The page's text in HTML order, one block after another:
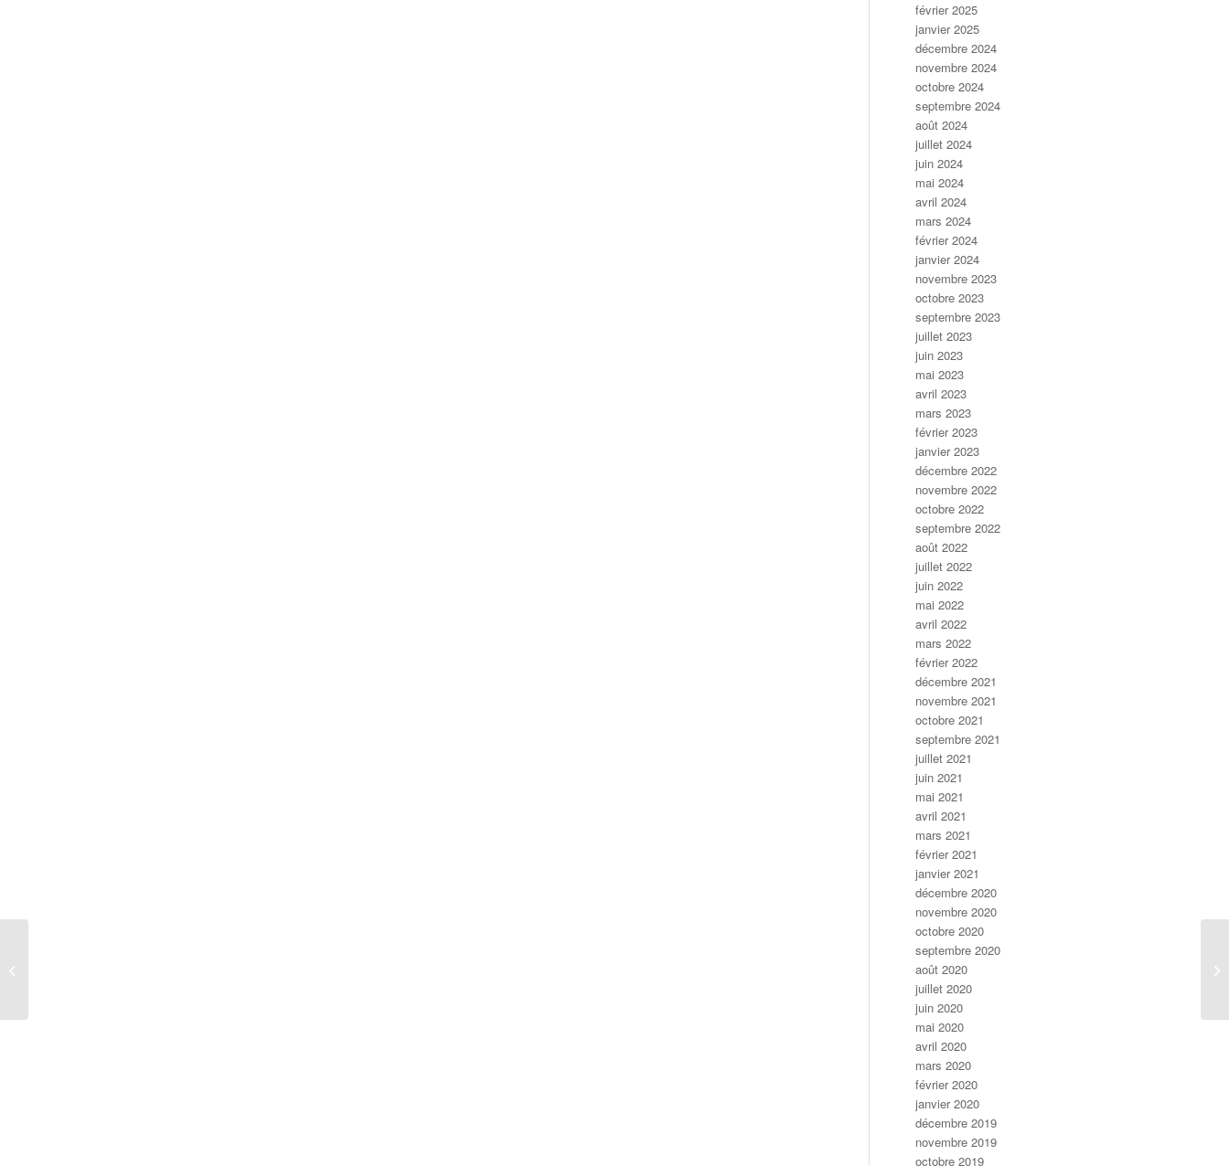
février 2025
janvier 2025
décembre 2024
novembre 2024
octobre 2024
septembre 2024
août 2024
juillet 2024
juin 2024
mai 2024
avril 2024
mars 2024
février 2024
janvier 2024
novembre 2023
octobre 2023
septembre 2023
juillet 2023
juin 2023
mai 2023
avril 2023
mars 2023
février 2023
janvier 2023
décembre 2022
novembre 2022
octobre 2022
septembre 2022
août 2022
juillet 2022
juin 2022
mai 2022
avril 2022
mars 2022
février 2022
décembre 2021
novembre 2021
octobre 2021
septembre 2021
juillet 2021
juin 2021
mai 2021
avril 2021
mars 2021
février 2021
janvier 2021
décembre 2020
novembre 2020
octobre 2020
septembre 2020
août 2020
juillet 2020
juin 2020
mai 2020
avril 2020
mars 2020
février 2020
janvier 2020
décembre 2019
novembre 2019
octobre 2019